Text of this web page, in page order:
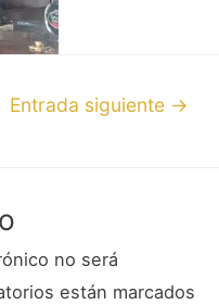
Entrada siguiente →
no será
están marcados